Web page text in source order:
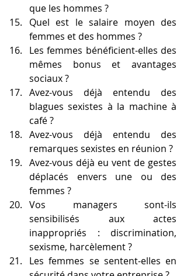
que les hommes ?
Quel est le salaire moyen des
femmes et des hommes ?
Les femmes bénéficient-elles des
mêmes bonus et avantages
sociaux ?
Avez-vous déjà entendu des
blagues sexistes à la machine à
café ?
Avez-vous déjà entendu des
remarques sexistes en réunion ?
Avez-vous déjà eu vent de gestes
déplacés envers une ou des
femmes ?
Vos managers sont-ils
sensibilisés aux actes
inappropriés : discrimination,
sexisme, harcèlement ?
Les femmes se sentent-elles en